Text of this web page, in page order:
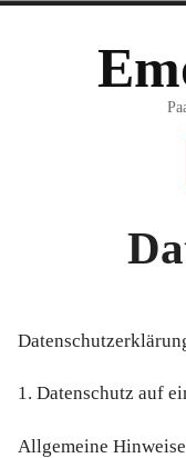
1. Datenschutz auf
Allgemeine Hinweise